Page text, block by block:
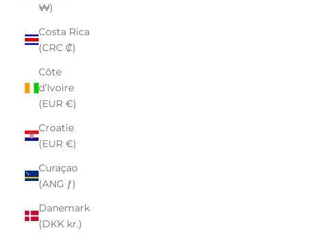
₩)
Costa Rica
(CRC ₡)
Côte
d’Ivoire
(EUR €)
Croatie
(EUR €)
Curaçao
(ANG ƒ)
Danemark
(DKK kr.)